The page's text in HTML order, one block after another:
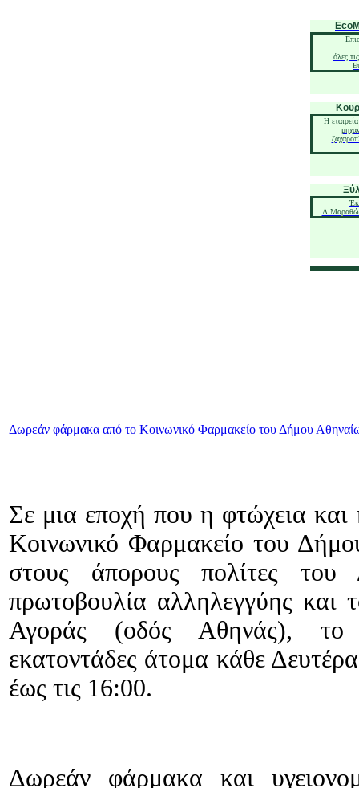
όλες
Η
Δωρεάν φάρμακα από το Κοινωνικό Φαρμακείο του Δήμου
Σε μια εποχή που η φτώχεια και
Κοινωνικό Φαρμακείο του
στους άπορους πολίτες
πρωτοβουλία αλληλεγγύης και
Αγοράς (οδός Αθηνάς), το
εκατοντάδες άτομα κάθε
έως τις 16:00.
Δωρεάν φάρμακα και